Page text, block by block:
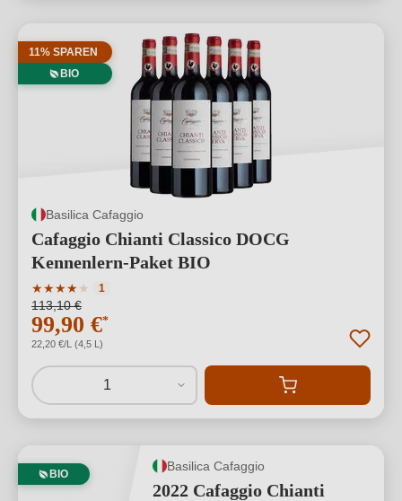
11% SPAREN
BIO
Basilica Cafaggio
Cafaggio Chianti Classico DOCG
Kennenlern-Paket BIO
★★★★★
Durchschnittliche Bewertung von 4 von 5 Sternen
1
113,10 €
99,90 €*
22,20 €/L (4,5 L)
1
BIO
Basilica Cafaggio
2022 Cafaggio Chianti